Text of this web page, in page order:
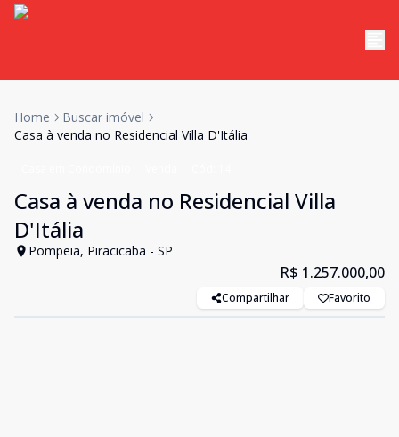
Home
Buscar imóvel
Casa à venda no Residencial Villa D'Itália
Casa à venda no Residencial Villa
D'Itália
Pompeia, Piracicaba - SP
R$ 1.257.000,00
Compartilhar Favorito